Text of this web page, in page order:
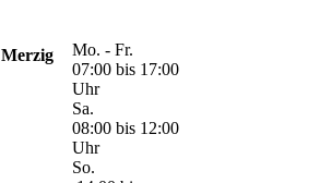
Merzig
Mo. - Fr.
07:00 bis 17:00
Uhr
Sa.
08:00 bis 12:00
Uhr
So.